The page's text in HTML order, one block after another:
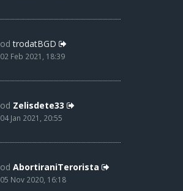
odtrodatBGD
02 Feb 2021, 18:39
od Zelisdete33
04 Jan 2021, 20:55
od AbortiraniTerorista
05 Nov 2020, 16:18